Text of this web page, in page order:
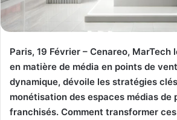
Paris, 19 Février – Cenareo, MarTech
en matière de média en points de
dynamique, dévoile les stratégies
monétisation des espaces médias de
franchisés. Comment transformer